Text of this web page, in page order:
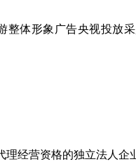
整体形象广告央视投放
经营资格的独立法人